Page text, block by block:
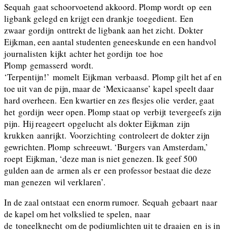
Sequah gaat schoorvoetend akkoord. Plomp wordt op een
ligbank gelegd en krijgt een drankje toegedient. Een
zwaar gordijn onttrekt de ligbank aan het zicht. Dokter
Eijkman, een aantal studenten geneeskunde en een handvol
journalisten kijkt achter het gordijn toe hoe
Plomp gemasserd wordt.
‘Terpentijn!’ momelt Eijkman verbaasd. Plomp gilt het af en
toe uit van de pijn, maar de ‘Mexicaanse’ kapel speelt daar
hard overheen. Een kwartier en zes flesjes olie verder, gaat
het gordijn weer open. Plomp staat op verbijt tevergeefs zijn
pijn. Hij reageert opgelucht als dokter Eijkman zijn
krukken aanrijkt. Voorzichting controleert de dokter zijn
gewrichten. Plomp schreeuwt. ‘Burgers van Amsterdam,’
roept Eijkman, ‘deze man is niet genezen. Ik geef 500
gulden aan de armen als er een professor bestaat die deze
man genezen wil verklaren’.
In de zaal ontstaat een enorm rumoer. Sequah gebaart naar
de kapel om het volkslied te spelen, naar
de toneelknecht om de podiumlichten uit te draaien en is in